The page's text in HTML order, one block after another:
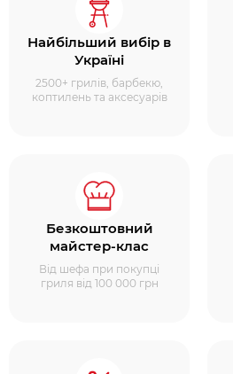
Найбільший вибір в
Україні
2500+ грилів, барбекю,
коптилень та аксесуарів
Безкоштовний
майстер-клас
Від шефа при покупці
гриля від 100 000 грн